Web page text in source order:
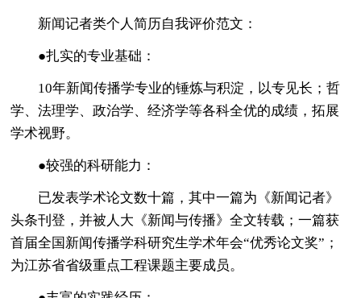
新闻记者类个人简历自我评价范文：
●扎实的专业基础：
10年新闻传播学专业的锤炼与积淀，以专见长；哲
学、法理学、政治学、经济学等各科全优的成绩，拓展
学术视野。
●较强的科研能力：
已发表学术论文数十篇，其中一篇为《新闻记者》
头条刊登，并被人大《新闻与传播》全文转载；一篇获
首届全国新闻传播学科研究生学术年会“优秀论文奖”；
为江苏省省级重点工程课题主要成员。